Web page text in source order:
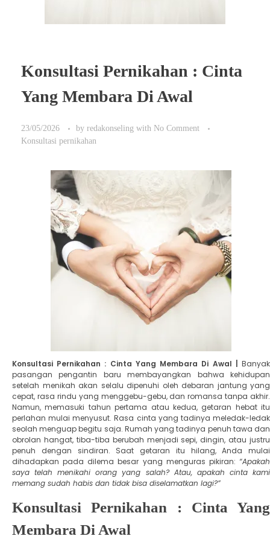
Konsultasi Pernikahan : Cinta
Yang Membara Di Awal
23/05/2026 by redakonseling with No Comment
Konsultasi pernikahan
Konsultasi Pernikahan : Cinta Yang Membara Di Awal | Banyak
pasangan pengantin baru membayangkan bahwa kehidupan
setelah menikah akan selalu dipenuhi oleh debaran jantung yang
cepat, rasa rindu yang menggebu-gebu, dan romansa tanpa akhir.
Namun, memasuki tahun pertama atau kedua, getaran hebat itu
perlahan mulai menyusut. Rasa cinta yang tadinya meledak-ledak
seolah menguap begitu saja. Rumah yang tadinya penuh tawa dan
obrolan hangat, tiba-tiba berubah menjadi sepi, dingin, atau justru
penuh dengan sindiran. ​Saat getaran itu hilang, Anda mulai
dihadapkan pada dilema besar yang menguras pikiran: “Apakah
saya telah menikahi orang yang salah? Atau, apakah cinta kami
memang sudah habis dan tidak bisa diselamatkan lagi?”
Konsultasi Pernikahan : Cinta Yang
Membara Di Awal